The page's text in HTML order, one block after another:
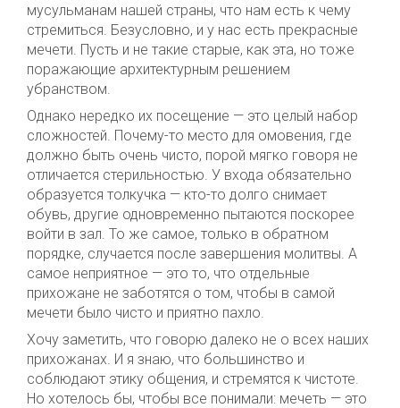
мусульманам нашей страны, что нам есть к чему
стремиться. Безусловно, и у нас есть прекрасные
мечети. Пусть и не такие старые, как эта, но тоже
поражающие архитектурным решением
убранством.
Однако нередко их посещение — это целый набор
сложностей. Почему-то место для омовения, где
должно быть очень чисто, порой мягко говоря не
отличается стерильностью. У входа обязательно
образуется толкучка — кто-то долго снимает
обувь, другие одновременно пытаются поскорее
войти в зал. То же самое, только в обратном
порядке, случается после завершения молитвы. А
самое неприятное — это то, что отдельные
прихожане не заботятся о том, чтобы в самой
мечети было чисто и приятно пахло.
Хочу заметить, что говорю далеко не о всех наших
прихожанах. И я знаю, что большинство и
соблюдают этику общения, и стремятся к чистоте.
Но хотелось бы, чтобы все понимали: мечеть — это